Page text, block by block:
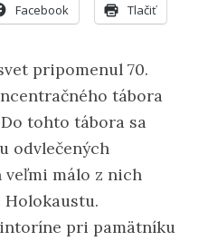
Facebook Tlačiť
pripomenul 70.
tábora
tohto tábora sa
odvlečených
veľmi málo z nich
pri pamätníku